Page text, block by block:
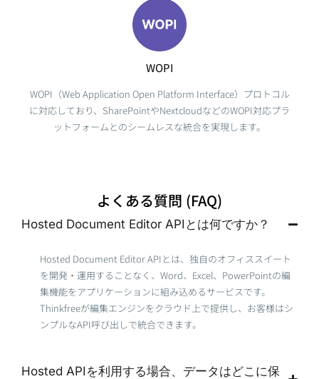
WOPI
WOPI（Web Application Open Platform Interface）プロトコル
に対応しており、SharePointやNextcloudなどのWOPI対応プラ
ットフォームとのシームレスな統合を実現します。
よくある質問 (FAQ)
Hosted Document Editor APIとは何ですか？
Hosted Document Editor APIとは、独自のオフィススイート
を開発・運用することなく、Word、Excel、PowerPointの編
集機能をアプリケーションに組み込めるサービスです。
Thinkfreeが編集エンジンをクラウド上で提供し、お客様はシ
ンプルなAPI呼び出しで統合できます。
Hosted APIを利用する場合、データはどこに保